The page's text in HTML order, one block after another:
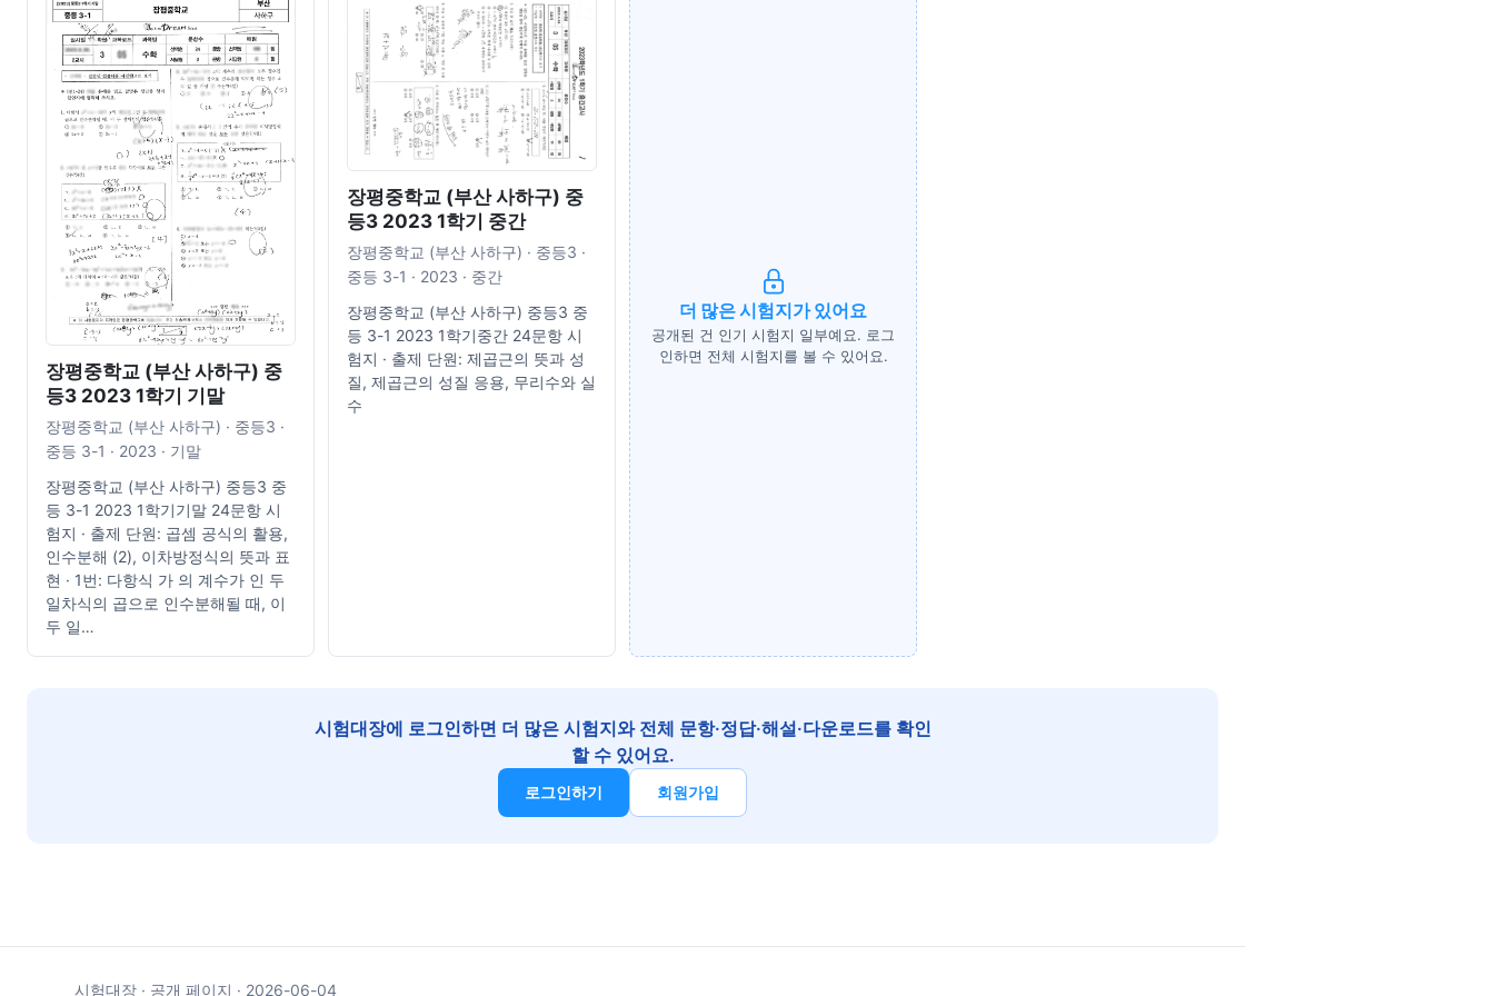
장평중학교 (부산 사하구) 중
등3 2023 1학기 기말
장평중학교 (부산 사하구) · 중등3 ·
중등 3-1 · 2023 · 기말
장평중학교 (부산 사하구) 중등3 중
등 3-1 2023 1학기기말 24문항 시
험지 · 출제 단원: 곱셈 공식의 활용,
인수분해 (2), 이차방정식의 뜻과 표
현 · 1번: 다항식 가 의 계수가 인 두
일차식의 곱으로 인수분해될 때, 이
두 일…
장평중학교 (부산 사하구) 중
등3 2023 1학기 중간
장평중학교 (부산 사하구) · 중등3 ·
중등 3-1 · 2023 · 중간
장평중학교 (부산 사하구) 중등3 중
등 3-1 2023 1학기중간 24문항 시
험지 · 출제 단원: 제곱근의 뜻과 성
질, 제곱근의 성질 응용, 무리수와 실
수
더 많은 시험지가 있어요
공개된 건 인기 시험지 일부예요. 로그
인하면 전체 시험지를 볼 수 있어요.
시험대장에 로그인하면 더 많은 시험지와 전체 문항·정답·해설·다운로드를 확인
할 수 있어요.
로그인하기 회원가입
시험대장 · 공개 페이지 · 2026-06-04